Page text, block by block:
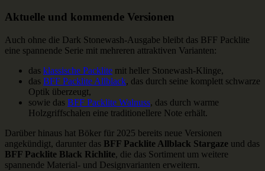
Aktuelle und kommende Versionen
Auch ohne die Dark Stonewash-Ausgabe bleibt das BFF Packlite
eine spannende Serie mit mehreren attraktiven Varianten:
das klassische Packlite mit heller Stonewash-Klinge,
das BFF Packlite Allblack, das durch seine komplett schwarze
Optik überzeugt,
sowie das BFF Packlite Walnuss, das durch warme
Holzgriffschalen eine traditionellere Note erhält.
Darüber hinaus hat Böker für 2025 bereits neue Versionen
angekündigt, darunter das BFF Packlite Allblack Stargaze und das
BFF Packlite Black Richlite, die das Sortiment um weitere
spannende Material- und Designvarianten erweitern.